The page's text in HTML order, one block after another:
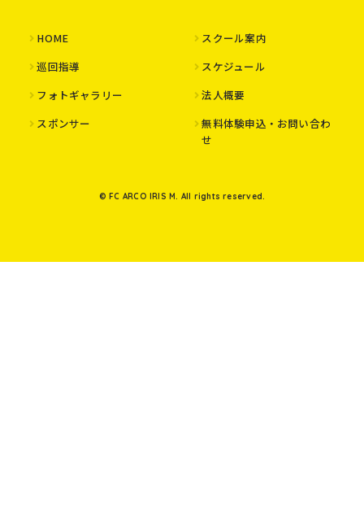
HOME
スクール案内
巡回指導
スケジュール
フォトギャラリー
法人概要
スポンサー
無料体験申込・お問い合わ
せ
© FC ARCO IRIS M. All rights reserved.